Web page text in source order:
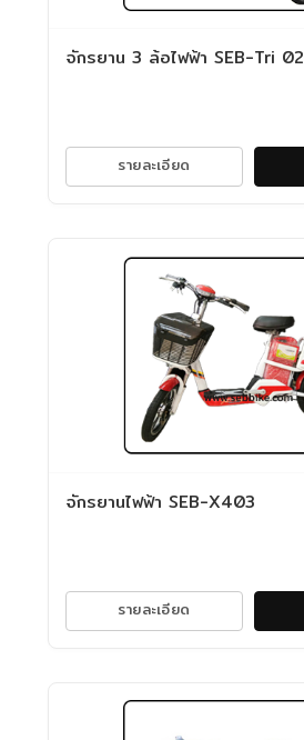
จักรยาน 3 ล้อไฟฟ้า SEB-Tri 02
รายละเอียด
จักรยานไฟฟ้า SEB-X403
รายละเอียด